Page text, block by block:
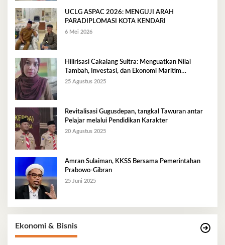
UCLG ASPAC 2026: MENGUJI ARAH
PARADIPLOMASI KOTA KENDARI
6 Mei 2026
Hilirisasi Cakalang Sultra: Menguatkan Nilai
Tambah, Investasi, dan Ekonomi Maritim
Berkelanjutan
25 Agustus 2025
Revitalisasi Gugusdepan, tangkal Tawuran antar
Pelajar melalui Pendidikan Karakter
20 Agustus 2025
Amran Sulaiman, KKSS Bersama Pemerintahan
Prabowo-Gibran
25 Juni 2025
Ekonomi & Bisnis